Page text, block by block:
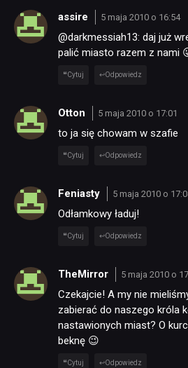
assire 5 maja 2010 o 16:54
@darkmessiah13: daj już
palić miasto razem z nami
Cytuj Odpowiedz
Otton 5 maja 2010 o 17:01
to ja się chowam w szafie
Cytuj Odpowiedz
Feniasty 5 maja 2010 o
Odłamkowy ładuj!
Cytuj Odpowiedz
TheMirror 5 maja 2010 o
Czekajcie! A my nie
zabierać do naszego króla
nastawionych miast? O
beknę 😉
Cytuj Odpowiedz